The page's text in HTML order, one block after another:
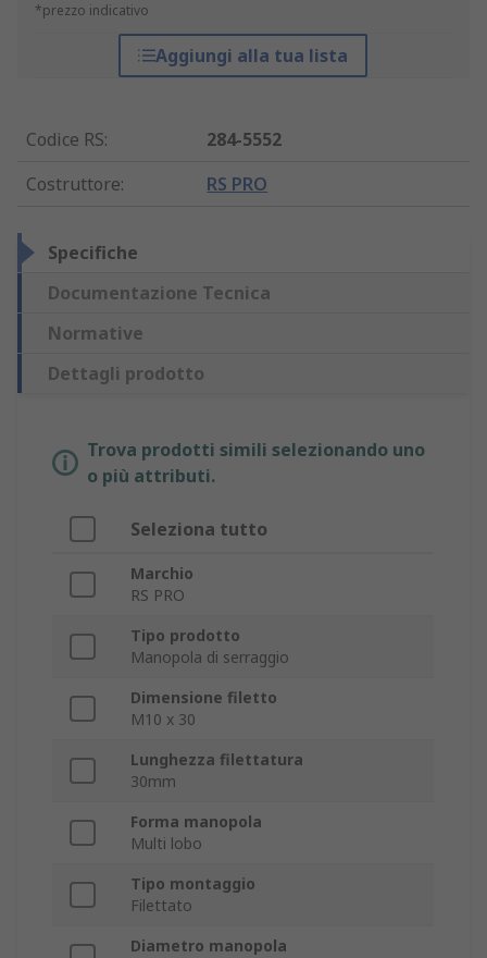
*prezzo indicativo
Aggiungi alla tua lista
Codice RS:
284-5552
Costruttore: RS PRO
Specifiche
Documentazione Tecnica
Normative
Dettagli prodotto
Trova prodotti simili selezionando uno
o più attributi.
Seleziona tutto
Marchio
RS PRO
Tipo prodotto
Manopola di serraggio
Dimensione filetto
M10 x 30
Lunghezza filettatura
30mm
Forma manopola
Multi lobo
Tipo montaggio
Filettato
Diametro manopola